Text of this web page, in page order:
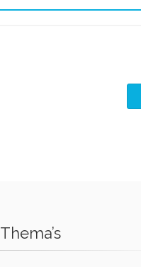
Thema’s